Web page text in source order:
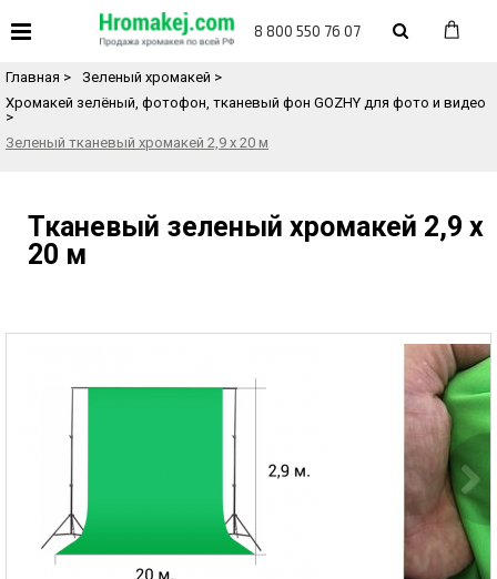
8 800 550 76 07
Назад в каталог товаров
Главная > Зеленый хромакей >
Хромакей зелёный, фотофон, тканевый фон GOZHY для фото и видео
>
Зеленый тканевый хромакей 2,9 х 20 м
Тканевый зеленый хромакей 2,9 х
20 м